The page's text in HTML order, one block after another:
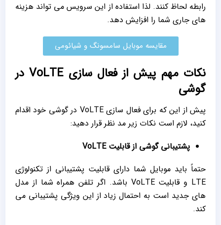
رابطه لحاظ کنند. لذا استفاده از این سرویس می ‌تواند هزینه
‌های جاری شما را افزایش دهد.
مقایسه موبایل سامسونگ و شیائومی
نکات مهم پیش از فعال سازی VoLTE در
گوشی
پیش از این‌ که برای فعال سازی VoLTE در گوشی خود اقدام
کنید، لازم است نکات زیر مد نظر قرار دهید:
پشتیبانی گوشی از قابلیت VoLTE
حتماً باید موبایل شما دارای قابلیت پشتیبانی از تکنولوژی
LTE و قابلیت VoLTE باشد. اگر تلفن همراه شما از مدل
‌های جدید است به احتمال زیاد از این ویژگی پشتیبانی می
‌کند.